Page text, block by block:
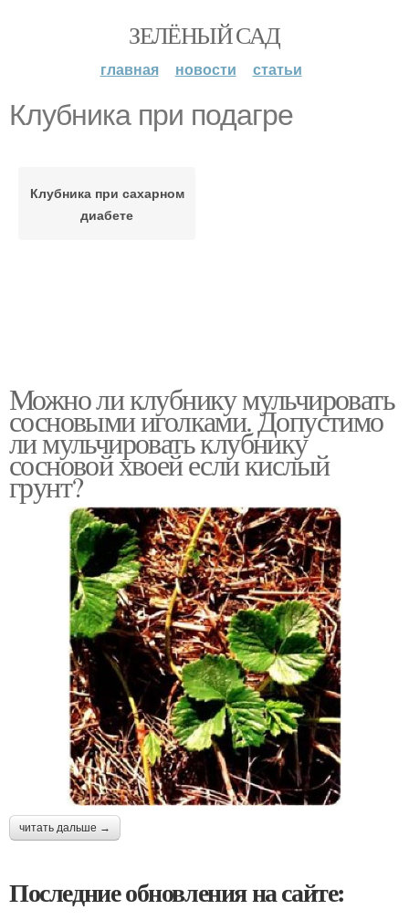
ЗЕЛЁНЫЙ САД
главная новости статьи
Клубника при подагре
Клубника при сахарном
диабете
Можно ли клубнику мульчировать
сосновыми иголками. Допустимо
ли мульчировать клубнику
сосновой хвоей если кислый
грунт?
читать дальше →
Последние обновления на сайте: